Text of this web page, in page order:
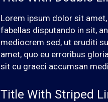
Lorem ipsum dolor sit
fabellas disputando in sit,
mediocrem sed, ut eruditi
amet, quo eu erroribus
sit cu graeci accumsan
Title With Striped